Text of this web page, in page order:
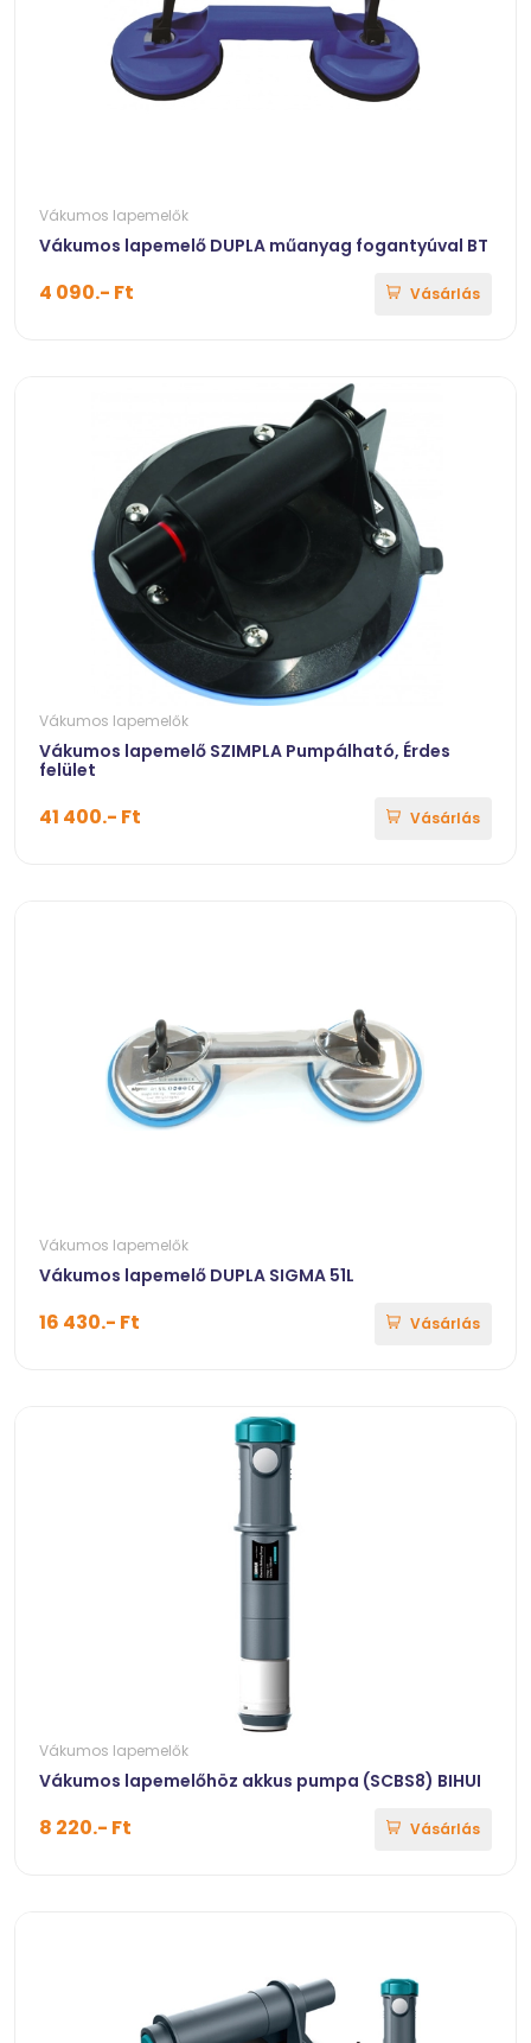
Vákumos lapemelők
Vákumos lapemelő DUPLA műanyag fogantyúval BT
4 090.- Ft Vásárlás
Vákumos lapemelők
Vákumos lapemelő SZIMPLA Pumpálható, Érdes
felület
41 400.- Ft Vásárlás
Vákumos lapemelők
Vákumos lapemelő DUPLA SIGMA 51L
16 430.- Ft Vásárlás
Vákumos lapemelők
Vákumos lapemelőhöz akkus pumpa (SCBS8) BIHUI
8 220.- Ft Vásárlás